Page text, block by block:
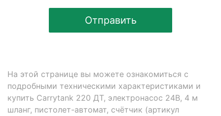
Отправить
На этой странице вы можете ознакомиться с
подробными техническими характеристиками и
купить Carrytank 220 ДТ, электронасос 24В, 4 м
шланг, пистолет-автомат, счётчик (артикул